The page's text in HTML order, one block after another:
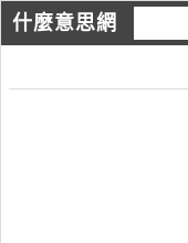
什麼意思網